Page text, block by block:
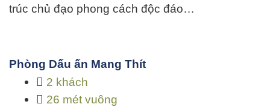
trúc chủ đạo phong cách độc đáo…
Phòng Dấu ấn Mang Thít
2 khách
26 mét vuông